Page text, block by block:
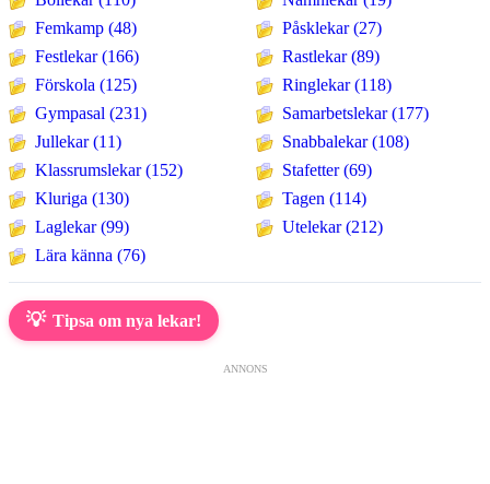
Femkamp (48)
Festlekar (166)
Förskola (125)
Gympasal (231)
Jullekar (11)
Klassrumslekar (152)
Kluriga (130)
Laglekar (99)
Lära känna (76)
Påsklekar (27)
Rastlekar (89)
Ringlekar (118)
Samarbetslekar (177)
Snabbalekar (108)
Stafetter (69)
Tagen (114)
Utelekar (212)
💡 Tipsa om nya lekar!
ANNONS